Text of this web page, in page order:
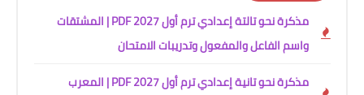
مذكرة نحو تالتة إعدادي ترم أول 2027 PDF | المشتقات
واسم الفاعل والمفعول وتدريبات الامتحان
مذكرة نحو تانية إعدادي ترم أول 2027 PDF | المعرب